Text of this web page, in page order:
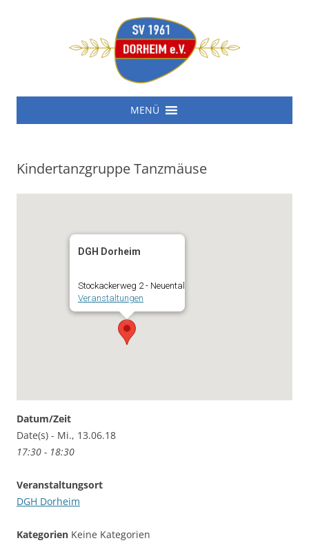
SV 1961 Dorheim e.V.
Zum
MENÜ
Kindertanzgruppe Tanzmäuse
DGH Dorheim
Stockackerweg 2 - Neuental
Veranstaltungen
Datum/Zeit
Date(s) - Mi., 13.06.18
17:30 - 18:30
Veranstaltungsort
DGH Dorheim
Kategorien Keine Kategorien